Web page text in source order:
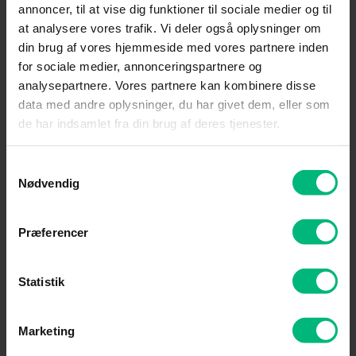
annoncer, til at vise dig funktioner til sociale medier og til
at analysere vores trafik. Vi deler også oplysninger om
din brug af vores hjemmeside med vores partnere inden
for sociale medier, annonceringspartnere og
analysepartnere. Vores partnere kan kombinere disse
data med andre oplysninger, du har givet dem, eller som
de har indsamlet fra din brug af deres tjenester.
Nødvendig
Præferencer
Statistik
Marketing
Hent vores app og se TV på